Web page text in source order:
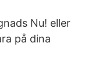
Nu! eller
på dina